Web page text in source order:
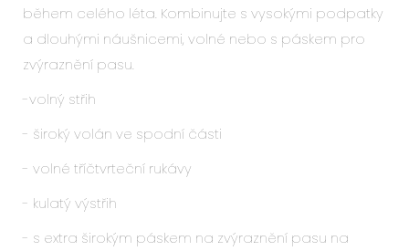
během celého léta. Kombinujte s vysokými podpatky
a dlouhými náušnicemi, volné nebo s páskem pro
zvýraznění pasu.
-volný střih
- široký volán ve spodní části
- volné tříčtvrteční rukávy
- kulatý výstřih
- s extra širokým páskem na zvýraznění pasu na